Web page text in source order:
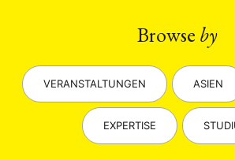
Browse by
VERANSTALTUNGEN ASIEN
EXPERTISE